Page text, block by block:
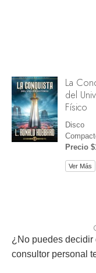
La
del
Físico
Disco
Precio
Ver Más
¿No puedes decidir
consultor personal